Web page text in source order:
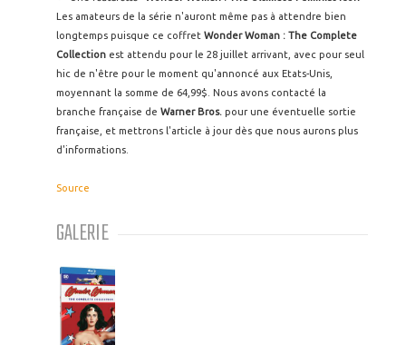
Les amateurs de la série n'auront même pas à attendre bien
longtemps puisque ce coffret Wonder Woman : The Complete
Collection est attendu pour le 28 juillet arrivant, avec pour seul
hic de n'être pour le moment qu'annoncé aux Etats-Unis,
moyennant la somme de 64,99$. Nous avons contacté la
branche française de Warner Bros. pour une éventuelle sortie
française, et mettrons l'article à jour dès que nous aurons plus
d'informations.
Source
GALERIE